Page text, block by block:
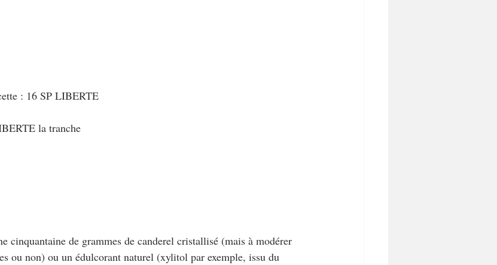
: 16 SP LIBERTE
la tranche
cinquantaine de grammes de canderel cristallisé (mais à modérer
ou non) ou un édulcorant naturel (xylitol par exemple, issu du